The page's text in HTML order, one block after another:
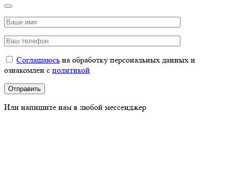
Соглашаюсь на обработку персональных данных и
ознакомлен с политикой
Или напишите нам в любой мессенджер